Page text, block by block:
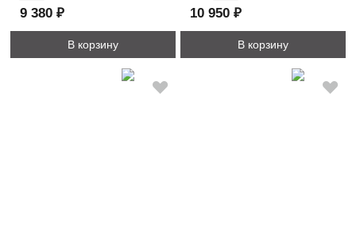
9 380 ₽
В корзину
10 950 ₽
В корзину